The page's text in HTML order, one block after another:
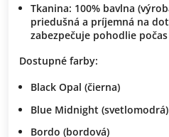
Tkanina: 100% bavlna
priedušná a príjemná na
zabezpečuje pohodlie
Dostupné farby:
Black Opal (čierna)
Blue Midnight (svetlomodrá)
Bordo (bordová)